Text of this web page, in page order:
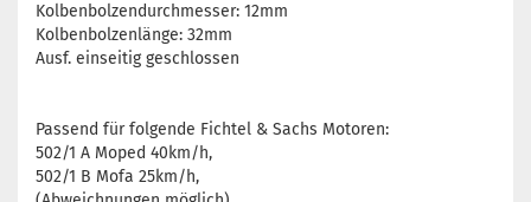
Kolbenbolzendurchmesser: 12mm
Kolbenbolzenlänge: 32mm
Ausf. einseitig geschlossen
Passend für folgende Fichtel & Sachs Motoren:
502/1 A Moped 40km/h,
502/1 B Mofa 25km/h,